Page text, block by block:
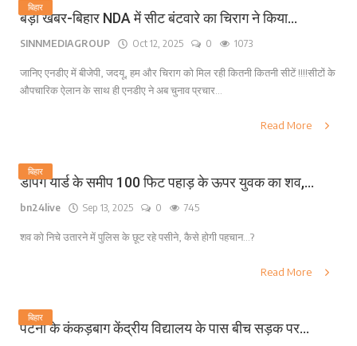
बिहार
बड़ी खबर-बिहार NDA में सीट बंटवारे का चिराग ने किया...
SINNMEDIAGROUP Oct 12, 2025 0 1073
जानिए एनडीए में बीजेपी, जदयू, हम और चिराग को मिल रही कितनी कितनी सीटें !!!!सीटों के
औपचारिक ऐलान के साथ ही एनडीए ने अब चुनाव प्रचार...
Read More
बिहार
डंपिंग यार्ड के समीप 100 फिट पहाड़ के ऊपर युवक का शव,...
bn24live Sep 13, 2025 0 745
शव को निचे उतारने में पुलिस के छूट रहे पसीने, कैसे होगी पहचान...?
Read More
बिहार
पटना के कंकड़बाग केंद्रीय विद्यालय के पास बीच सड़क पर...